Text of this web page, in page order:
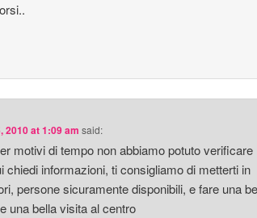
2010 at 1:09 am said:
motivi di tempo non abbiamo potuto verificare
chiedi informazioni, ti consigliamo di metterti in
persone sicuramente disponibili, e fare una
una bella visita al centro